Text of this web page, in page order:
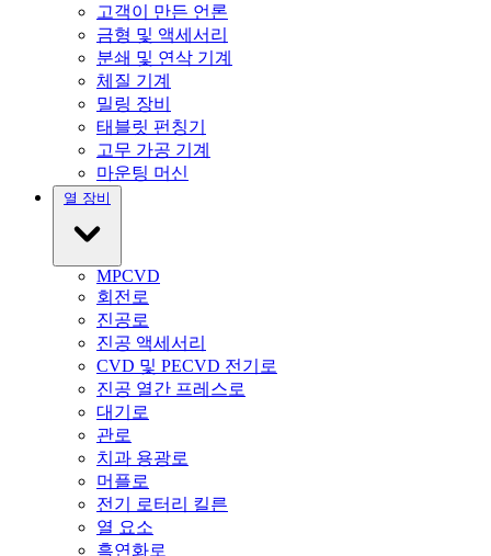
고객이 만든 언론
금형 및 액세서리
분쇄 및 연삭 기계
체질 기계
밀링 장비
태블릿 펀칭기
고무 가공 기계
마운팅 머신
열 장비
MPCVD
회전로
진공로
진공 액세서리
CVD 및 PECVD 전기로
진공 열간 프레스로
대기로
관로
치과 용광로
머플로
전기 로터리 킬른
열 요소
흑연화로